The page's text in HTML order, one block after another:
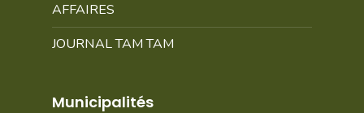
AFFAIRES
JOURNAL TAM TAM
Municipalités